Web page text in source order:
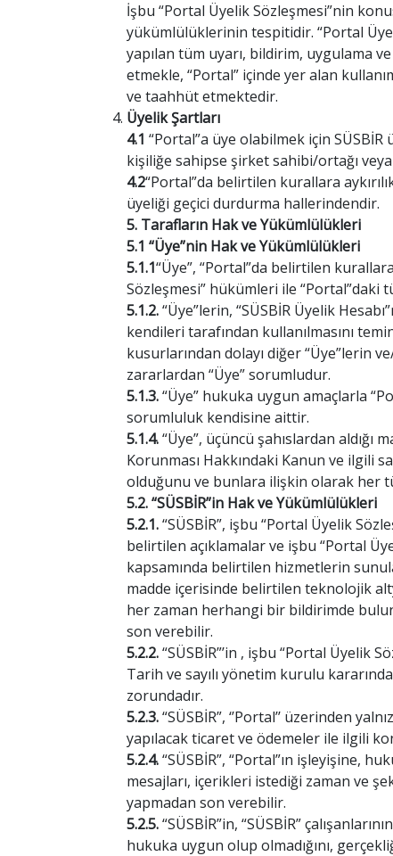
İşbu “Portal Üyelik Sözleşmesi”nin
yükümlülüklerinin tespitidir. “Portal
yapılan tüm uyarı, bildirim, uygulama
etmekle, “Portal” içinde yer alan
ve taahhüt etmektedir.
Üyelik Şartları
4.1 “Portal”a üye olabilmek için
kişiliğe sahipse şirket sahibi/ortağı
4.2“Portal”da belirtilen kurallara
üyeliği geçici durdurma hallerindendir.
5. Tarafların Hak ve Yükümlülükleri
5.1 “Üye”nin Hak ve Yükümlülükleri
5.1.1“Üye”, “Portal”da belirtilen
Sözleşmesi” hükümleri ile “Portal”daki
5.1.2.“Üye”lerin, “SÜSBİR Üyelik
kendileri tarafından kullanılmasını
kusurlarından dolayı diğer “Üye”lerin
zararlardan “Üye” sorumludur.
5.1.3.“Üye” hukuka uygun amaçlarla
sorumluluk kendisine aittir.
5.1.4.“Üye”, üçüncü şahıslardan
Korunması Hakkındaki Kanun ve ilgili
olduğunu ve bunlara ilişkin olarak her
5.2. “SÜSBİR”in Hak ve Yükümlülükleri
5.2.1.“SÜSBİR”, işbu “Portal Üyelik
belirtilen açıklamalar ve işbu “Portal
kapsamında belirtilen hizmetlerin
madde içerisinde belirtilen teknolojik
her zaman herhangi bir bildirimde
son verebilir.
5.2.2.“SÜSBİR”’in , işbu “Portal Üyelik
Tarih ve sayılı yönetim kurulu
zorundadır.
5.2.3.“SÜSBİR”, ‘’Portal’’ üzerinden
yapılacak ticaret ve ödemeler ile ilgili
5.2.4.“SÜSBİR”, “Portal”ın işleyişine,
mesajları, içerikleri istediği zaman ve
yapmadan son verebilir.
5.2.5.“SÜSBİR”in, “SÜSBİR”
hukuka uygun olup olmadığını,